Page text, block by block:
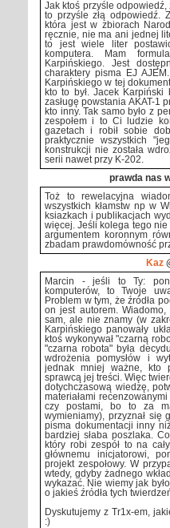
Jak ktoś przyśle odpowiedź,
to przyśle złą odpowiedź.
która jest w zbiorach
ręcznie, nie ma ani jednej
to jest wiele liter
komputera. Mam
Karpińskiego. Jest
charaktery pisma EJ
Karpińskiego w tej
kto to był. Jacek
zasługę powstania AKAT-1
kto inny. Tak samo było z
zespołem i to Ci ludzie
gazetach i robił sobie
praktycznie wszystkich
konstrukcji nie została
serii nawet przy K-202.
prawda nas
Toż to rewelacyjna
wszystkich kłamstw np w
ksiazkach i publikacjach
więcej. Jeśli kolega tego
argumentem koronnym
zbadam prawdomówność
Kaz
Marcin - jeśli to Ty:
komputerów, to Twoje
Problem w tym, że źródła
on jest autorem.
sam, ale nie znamy (w
Karpińskiego panowały
ktoś wykonywał "czarną
"czarna robota" była
wdrożenia pomysłów i
jednak mniej ważne, kto
sprawcą jej treści. Więc
dotychczasową wiedzę,
materiałami
czy postami, bo to za
wymieniamy), przyznał się
pisma dokumentacji inny
bardziej słaba poszlaka.
który robi zespół to na
głównemu inicjatorowi,
projekt zespołowy. W
wtedy, gdyby żadnego
wykazać. Nie wiemy jak
o jakieś źródła tych
Dyskutujemy z Tr1x-em,
:)